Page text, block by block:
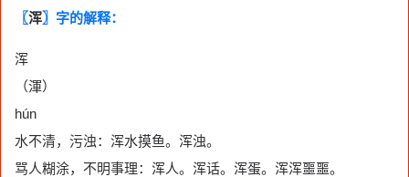
〖浑〗字的解释：
浑
（渾）
hún
水不清，污浊：浑水摸鱼。浑浊。
骂人糊涂，不明事理：浑人。浑话。浑蛋。浑浑噩噩。